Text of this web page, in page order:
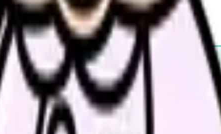
当者が条件比較を代行. 登録無料.